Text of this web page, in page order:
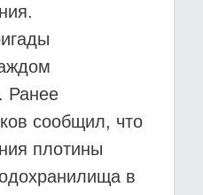
Ранее
сообщил, что
плотины
в